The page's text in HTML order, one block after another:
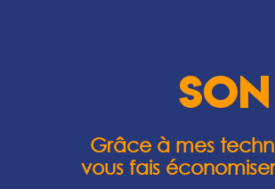
son
Grâce à mes
vous fais